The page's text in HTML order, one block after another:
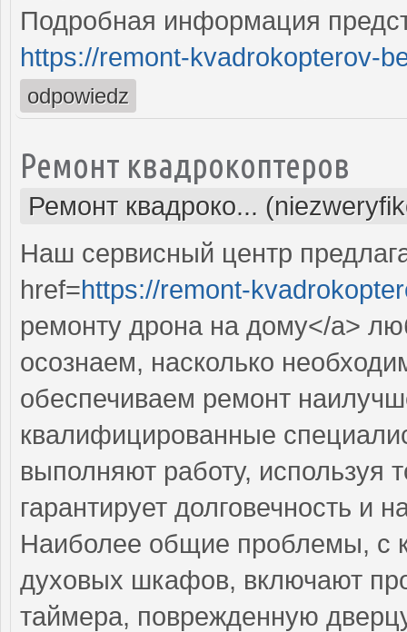
Подробная информация
https://remont-kvadrokopterov-
odpowiedz
Ремонт квадрокоптеров
Ремонт квадроко...
Наш сервисный центр
href=https://remont-
ремонту дрона на дому</a>
осознаем, насколько
обеспечиваем ремонт
квалифицированные
выполняют работу, используя
гарантирует долговечность и
Наиболее общие проблемы, с
духовых шкафов, включают
таймера, поврежденную